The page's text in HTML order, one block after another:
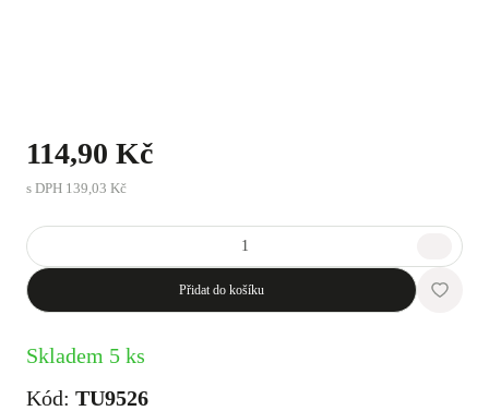
114,90 Kč
s DPH 139,03 Kč
Přidat do košíku
Skladem 5 ks
Kód: TU9526